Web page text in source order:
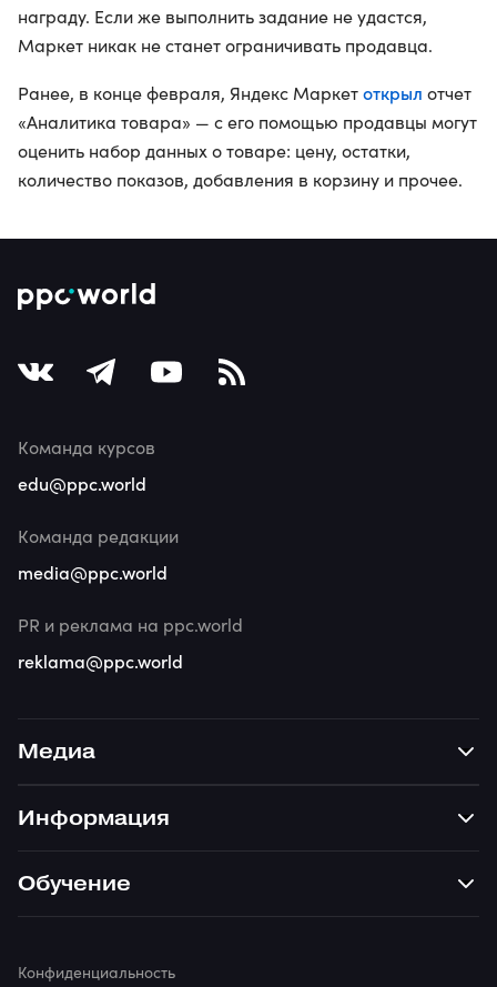
награду. Если же выполнить задание не удастся,
Маркет никак не станет ограничивать продавца.
Ранее, в конце февраля, Яндекс Маркетоткрыл отчет
«Аналитика товара» — с его помощью продавцы могут
оценить набор данных о товаре: цену, остатки,
количество показов, добавления в корзину и прочее.
Медиа
Информация
Обучение
Команда курсов
edu@ppc.world
Команда редакции
media@ppc.world
PR и реклама на ppc.world
reklama@ppc.world
Конфиденциальность